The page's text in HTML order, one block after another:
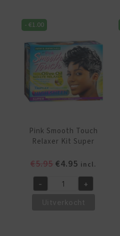
Oil
Sheen
Spray
15.5
oz/460ml
aantal
-€1.00
Pink Smooth Touch
Relaxer Kit Super
€5.95 Oorspronkelijke
was:
€4.95 Huidige
prijs
is:
incl.
Pink
- +